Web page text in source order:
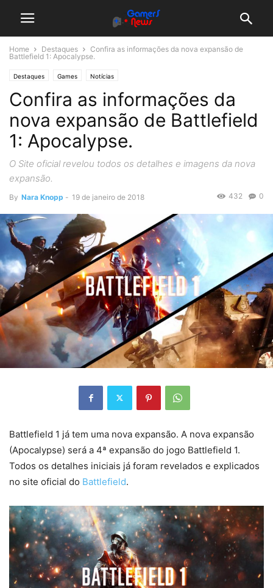
Home Destaques
Confira as informações da nova expansão de
Battlefield 1: Apocalypse.
Destaques Games Notícias
Confira as informações da
nova expansão de Battlefield
1: Apocalypse.
O Site oficial revelou todos os detalhes e imagens da nova
expansão.
By Nara Knopp - 19 de janeiro de 2018 0
432
Battlefield 1 já tem uma nova expansão. A nova expansão
(Apocalypse) será a 4ª expansão do jogo Battlefield 1.
Todos os detalhes iniciais já foram revelados e explicados
no site oficial do Battlefield.